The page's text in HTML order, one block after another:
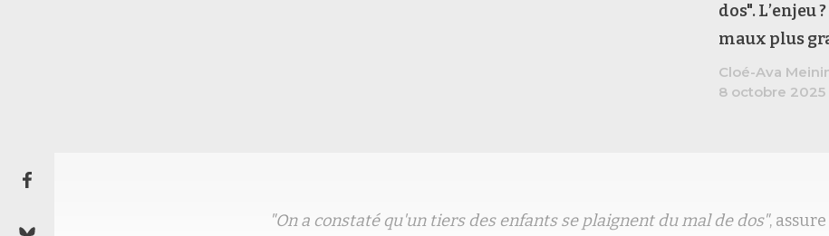
dos".
maux plus
Cloé-Ava
8 octobre 2025
"On a constaté qu'un tiers des enfants se plaignent du mal de dos",